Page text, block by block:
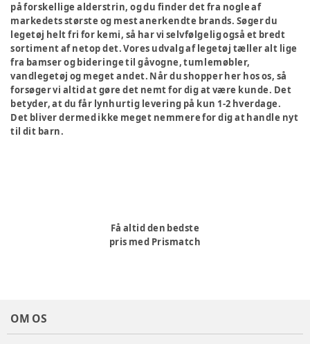
på forskellige alderstrin, og du finder det fra nogle af
markedets største og mest anerkendte brands. Søger du
legetøj helt fri for kemi, så har vi selvfølgelig også et bredt
sortiment af netop det. Vores udvalg af legetøj tæller alt lige
fra bamser og bideringe til gåvogne, tumlemøbler,
vandlegetøj og meget andet. Når du shopper her hos os, så
forsøger vi altid at gøre det nemt for dig at være kunde. Det
betyder, at du får lynhurtig levering på kun 1-2 hverdage.
Det bliver dermed ikke meget nemmere for dig at handle nyt
til dit barn.
Få altid den bedste
pris med Prismatch
OM OS